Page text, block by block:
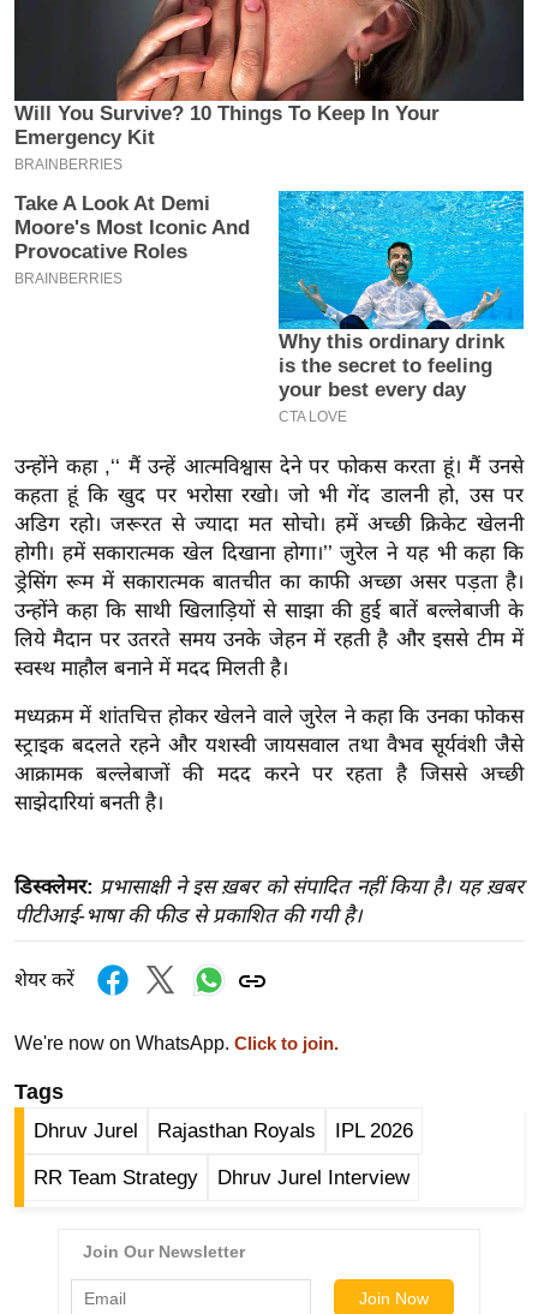
2
6
क्रा
इ
म
ई
मि
सा
ल
बे
मि
सा
ल
श
ख्सि
य
त
ग
इं
हि
ज
ग
उन्होंने कहा ,‘‘ मैं उन्हें आत्मविश्वास देने पर फोकस करता हूं। मैं उनसे
कहता हूं कि खुद पर भरोसा रखो। जो भी गेंद डालनी हो, उस पर
अडिग रहो। जरूरत से ज्यादा मत सोचो। हमें अच्छी क्रिकेट खेलनी
होगी। हमें सकारात्मक खेल दिखाना होगा।’’ जुरेल ने यह भी कहा कि
ड्रेसिंग रूम में सकारात्मक बातचीत का काफी अच्छा असर पड़ता है।
उन्होंने कहा कि साथी खिलाड़ियों से साझा की हुई बातें बल्लेबाजी के
लिये मैदान पर उतरते समय उनके जेहन में रहती है और इससे टीम में
स्वस्थ माहौल बनाने में मदद मिलती है।
मध्यक्रम में शांतचित्त होकर खेलने वाले जुरेल ने कहा कि उनका फोकस
स्ट्राइक बदलते रहने और यशस्वी जायसवाल तथा वैभव सूर्यवंशी जैसे
आक्रामक बल्लेबाजों की मदद करने पर रहता है जिससे अच्छी
साझेदारियां बनती है।
डिस्क्लेमर: प्रभासाक्षी ने इस ख़बर को संपादित नहीं किया है। यह ख़बर
पीटीआई-भाषा की फीड से प्रकाशित की गयी है।
शेयर करें
We're now on WhatsApp. Click to join.
Tags
Dhruv Jurel Rajasthan Royals IPL 2026
RR Team Strategy Dhruv Jurel Interview